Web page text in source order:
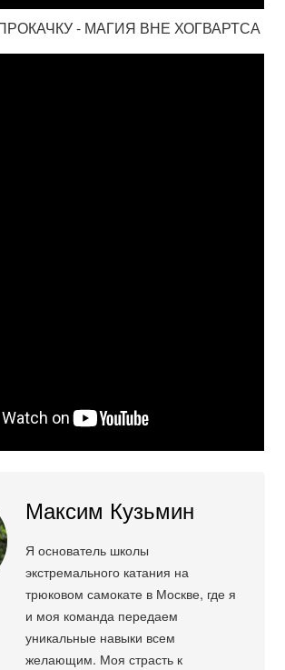
- МАГИЯ ВНЕ ХОГВАРТСА
Максим Кузьмин
Я основатель школы
экстремального катания на
трюковом самокате в Москве, где я
и моя команда передаем
уникальные навыки всем
желающим. Моя страсть к